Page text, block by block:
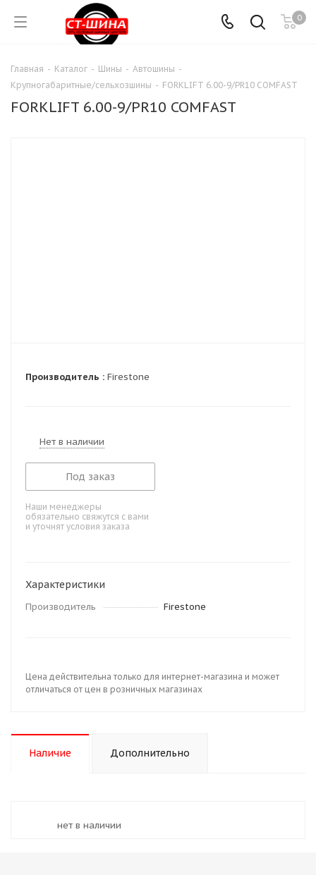
0
Главная - Каталог - Шины - Автошины -
Крупногабаритные/сельхозшины - FORKLIFT 6.00-9/PR10 COMFAST
FORKLIFT 6.00-9/PR10 COMFAST
Производитель : Firestone
Нет в наличии
Под заказ
Наши менеджеры
обязательно свяжутся с вами
и уточнят условия заказа
Характеристики
Производитель Firestone
Цена действительна только для интернет-магазина и может
отличаться от цен в розничных магазинах
Наличие Дополнительно
Нет в наличии